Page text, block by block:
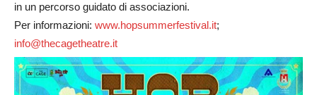
in un percorso guidato di associazioni.
Per informazioni: www.hopsummerfestival.it;
info@thecagetheatre.it